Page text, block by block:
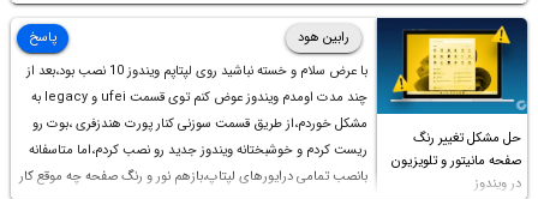
حل مشکل تغییر رنگ
صفحه مانیتور و تلویزیون
در ویندوز
رابین هود
با عرض سلام و خسته نباشید روی لپتاپم ویندوز 10 نصب بود،بعد از
چند مدت اومدم ویندوز عوض کنم توی قسمت ufei و legacy به
مشکل خوردم،از طریق قسمت سوزنی کنار پورت هندزفری ،بوت رو
ریست کردم و خوشبختانه ویندوز جدید رو نصب کردم،اما متاسفانه
بانصب تمامی درایورهای لپتاپ،بازهم نور و رنگ صفحه چه موقع کار
پاسخ